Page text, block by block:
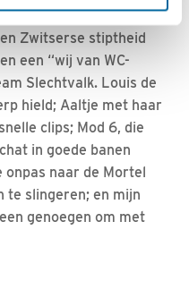
beelden. Dan alle
Zwitserse stiptheid
een “wij van WC-
Slechtvalk. Louis de
hield; Aaltje met haar
clips; Mod 6, die
in goede banen
onpas naar de Mortel
te slingeren; en mijn
genoegen om met